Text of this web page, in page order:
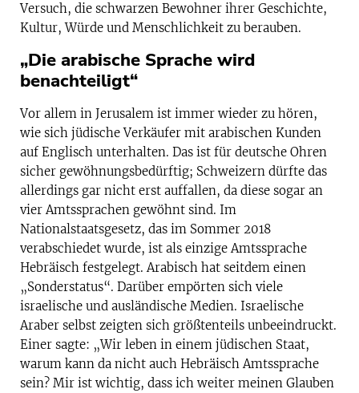
Versuch, die schwarzen Bewohner ihrer Geschichte,
Kultur, Würde und Menschlichkeit zu berauben.
„Die arabische Sprache wird
benachteiligt“
Vor allem in Jerusalem ist immer wieder zu hören,
wie sich jüdische Verkäufer mit arabischen Kunden
auf Englisch unterhalten. Das ist für deutsche Ohren
sicher gewöhnungsbedürftig; Schweizern dürfte das
allerdings gar nicht erst auffallen, da diese sogar an
vier Amtssprachen gewöhnt sind. Im
Nationalstaatsgesetz, das im Sommer 2018
verabschiedet wurde, ist als einzige Amtssprache
Hebräisch festgelegt. Arabisch hat seitdem einen
„Sonderstatus“. Darüber empörten sich viele
israelische und ausländische Medien. Israelische
Araber selbst zeigten sich größtenteils unbeeindruckt.
Einer sagte: „Wir leben in einem jüdischen Staat,
warum kann da nicht auch Hebräisch Amtssprache
sein? Mir ist wichtig, dass ich weiter meinen Glauben